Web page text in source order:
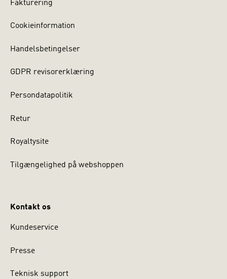
Fakturering
Cookieinformation
Handelsbetingelser
GDPR revisorerklæring
Persondatapolitik
Retur
Royaltysite
Tilgængelighed på webshoppen
Kontakt os
Kundeservice
Presse
Teknisk support